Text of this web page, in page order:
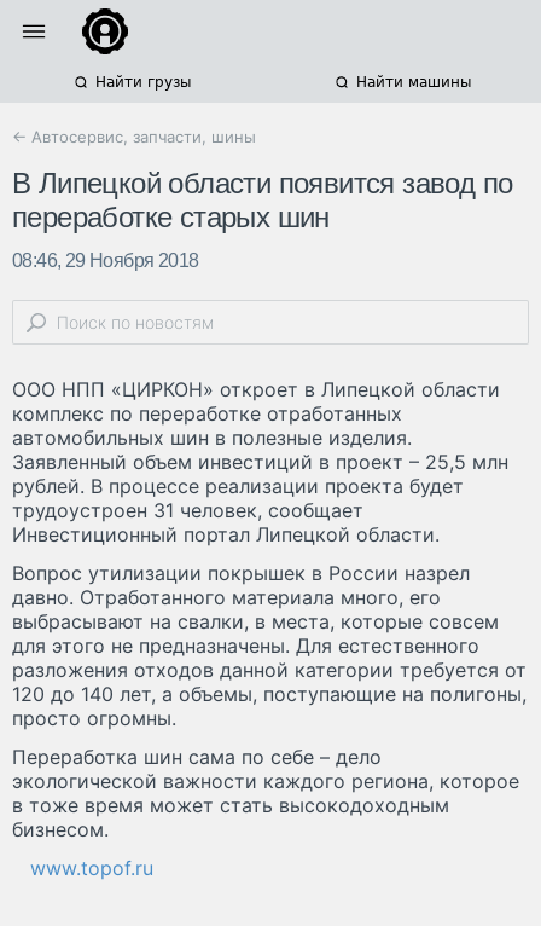
Найти грузы Найти машины
← Автосервис, запчасти, шины
В Липецкой области появится завод по
переработке старых шин
08:46, 29 Ноября 2018
ООО НПП «ЦИРКОН» откроет в Липецкой области
комплекс по переработке отработанных
автомобильных шин в полезные изделия.
Заявленный объем инвестиций в проект – 25,5 млн
рублей. В процессе реализации проекта будет
трудоустроен 31 человек, сообщает
Инвестиционный портал Липецкой области.
Вопрос утилизации покрышек в России назрел
давно. Отработанного материала много, его
выбрасывают на свалки, в места, которые совсем
для этого не предназначены. Для естественного
разложения отходов данной категории требуется от
120 до 140 лет, а объемы, поступающие на полигоны,
просто огромны.
Переработка шин сама по себе – дело
экологической важности каждого региона, которое
в тоже время может стать высокодоходным
бизнесом.
www.topof.ru